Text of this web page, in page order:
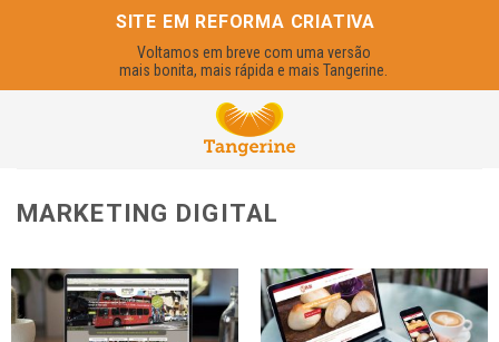
SITE EM REFORMA CRIATIVA
Voltamos em breve com uma versão
mais bonita, mais rápida e mais Tangerine.
MARKETING DIGITAL